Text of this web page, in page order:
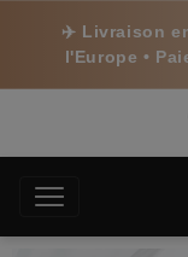
✈️ Livraison
l'Europe •